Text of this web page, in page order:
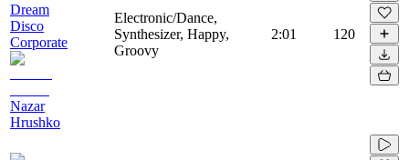
Dream
Disco
Corporate
Nazar
Hrushko
Electronic/Dance,
Synthesizer, Happy,
Groovy
2:01 120